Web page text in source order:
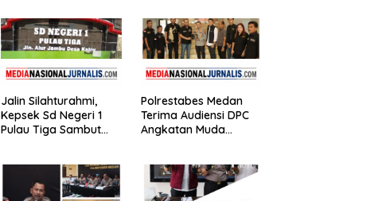
Polres Batu Bara
Jalin Silahturahmi,
Kepsek Sd Negeri 1
Pulau Tiga Sambut
Polrestabes Medan
Terima Audiensi DPC
Angkatan Muda
Jaga Kamtibmas